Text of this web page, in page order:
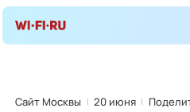
Сайт Москвы 20 июня